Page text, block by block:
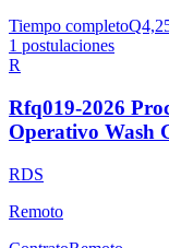
Tiempo completo
1 postulaciones
R
Rfq019-2026
Operativo Wash
RDS
Remoto